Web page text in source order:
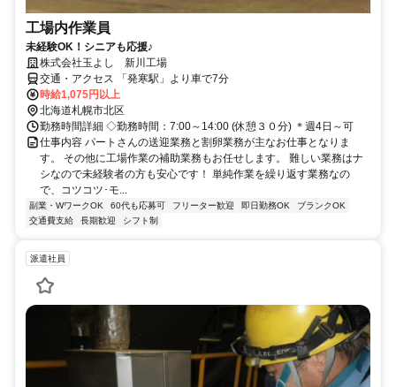
工場内作業員
未経験OK！シニアも応援♪
株式会社玉よし 新川工場
交通・アクセス 「発寒駅」より車で7分
時給1,075円以上
北海道札幌市北区
勤務時間詳細 ◇勤務時間：7:00～14:00 (休憩３０分) ＊週4日～可
仕事内容 パートさんの送迎業務と割卵業務が主なお仕事となりま
す。 その他に工場作業の補助業務もお任せします。 難しい業務はナ
シなので未経験者の方も安心です！ 単純作業を繰り返す業務なの
で、コツコツ･モ...
副業・WワークOK 60代も応募可 フリーター歓迎 即日勤務OK
ブランクOK
交通費支給
長期歓迎 シフト制
派遣社員